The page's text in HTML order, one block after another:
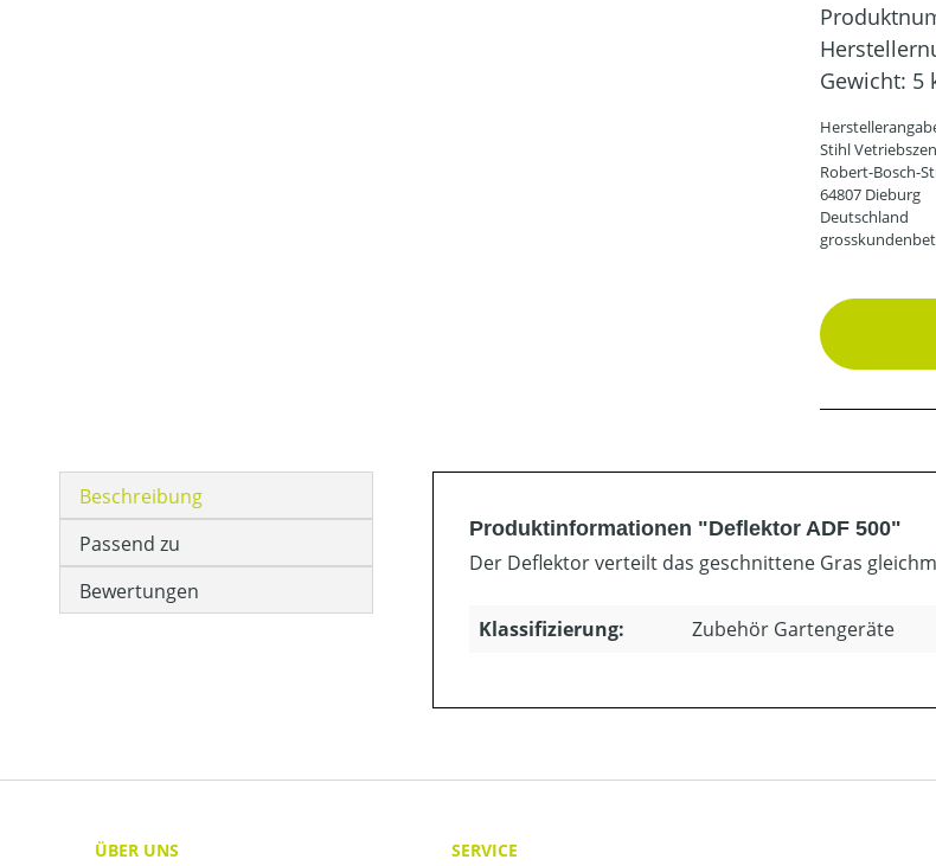
Gewicht: 5
Stihl
Robert-Bosch-
64807 Dieburg
Deutschland
Beschreibung
Passend zu
Bewertungen
Produktinformationen "Deflektor ADF 500"
Der Deflektor verteilt das geschnittene Gras
Klassifizierung: Zubehör Gartengeräte
ÜBER UNS
SERVICE